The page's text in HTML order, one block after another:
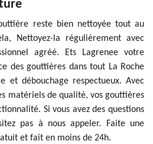
reste bien nettoyée tout au
Nettoyez-la régulièrement avec
agréé. Ets Lagrenee votre
des gouttières dans tout La Roche
et débouchage respectueux. Avec
matériels de qualité, vos gouttières
Si vous avez des questions
pas à nous appeler. Faite une
et fait en moins de 24h.